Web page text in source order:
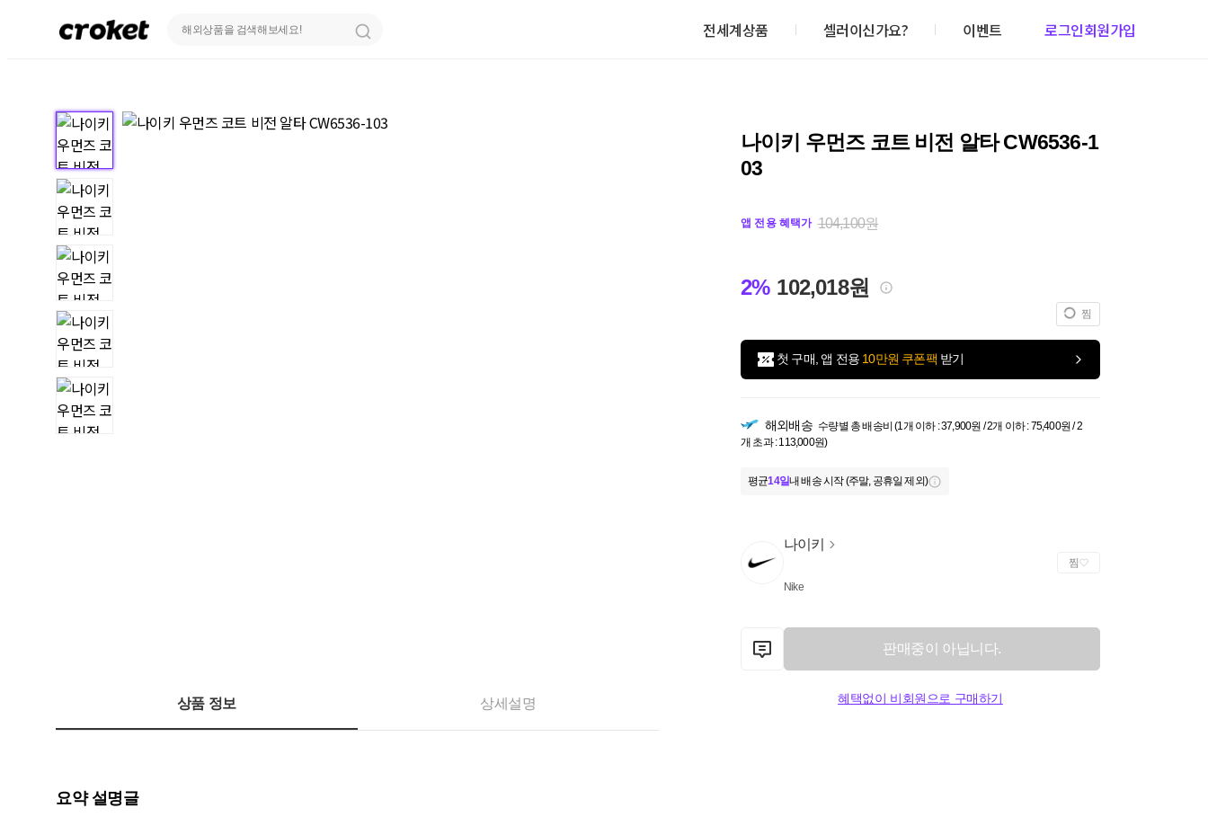
전세계상품 셀러이신가요? 이벤트 로그인회원가입
나이키 우먼즈 코트 비전 알타 CW6536-1
03
앱 전용 혜택가 104,100원
2% 102,018원
찜
첫 구매, 앱 전용 10만원 쿠폰팩 받기
해외배송 수량별 총 배송비 (1개 이하 : 37,900원 / 2개 이하 : 75,400원 / 2
개 초과 : 113,000원)
평균14일내 배송 시작 (주말, 공휴일 제외)
나이키
Nike
찜
판매중이 아닙니다.
혜택없이 비회원으로 구매하기
상품 정보 상세설명
요약 설명글